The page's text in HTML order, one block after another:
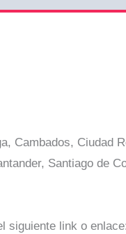
Cambados, Ciudad
Santiago de
siguiente link o enlace: